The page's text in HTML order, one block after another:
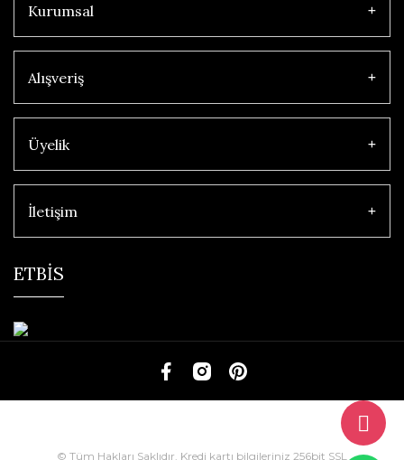
Kurumsal
Alışveriş
Üyelik
İletişim
ETBİS
© Tüm Hakları Saklıdır. Kredi kartı bilgileriniz 256bit SSL